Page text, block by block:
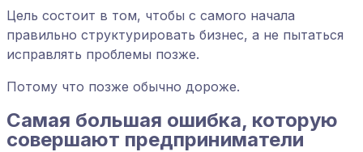
Цель состоит в том, чтобы с самого начала
правильно структурировать бизнес, а не пытаться
исправлять проблемы позже.
Потому что позже обычно дороже.
Самая большая ошибка, которую
совершают предприниматели